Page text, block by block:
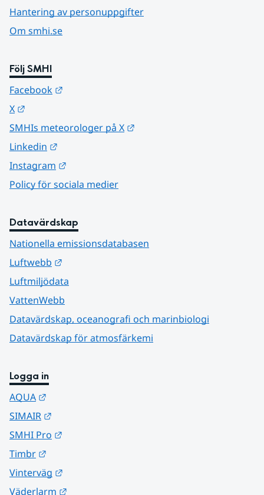
Hantering av personuppgifter
Om smhi.se
Följ SMHI
Facebook
X
SMHIs meteorologer på X
Linkedin
Instagram
Policy för sociala medier
Datavärdskap
Nationella emissionsdatabasen
Luftwebb
Luftmiljödata
VattenWebb
Datavärdskap, oceanografi och marinbiologi
Datavärdskap för atmosfärkemi
Logga in
AQUA
SIMAIR
SMHI Pro
Timbr
Vinterväg
Väderlarm